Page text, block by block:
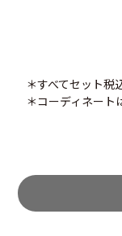
＊すべてセット税
＊コーディネート